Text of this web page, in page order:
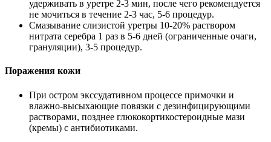
удерживать в уретре 2-3 мин, после чего рекомендуется
не мочиться в течение 2-3 час, 5-6 процедур.
Смазывание слизистой уретры 10-20% раствором
нитрата серебра 1 раз в 5-6 дней (ограниченные очаги,
грануляции), 3-5 процедур.
Поражения кожи
При остром экссудативном процессе примочки и
влажно-высыхающие повязки с дезинфицирующими
растворами, позднее глюкокортикостероидные мази
(кремы) с антибиотиками.